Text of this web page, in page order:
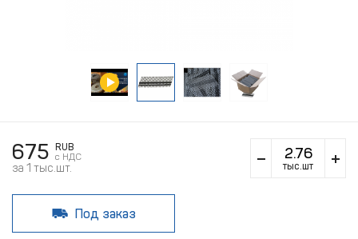
675
RUB
c НДС
за 1 тыс.шт. тыс.шт
Под заказ